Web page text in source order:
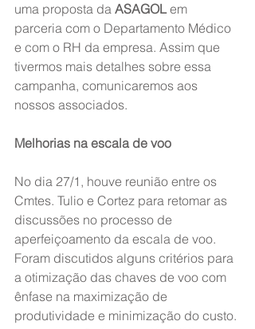
uma proposta da ASAGOL em
parceria com o Departamento Médico
e com o RH da empresa. Assim que
tivermos mais detalhes sobre essa
campanha, comunicaremos aos
nossos associados.
Melhorias na escala de voo
No dia 27/1, houve reunião entre os
Cmtes. Tulio e Cortez para retomar as
discussões no processo de
aperfeiçoamento da escala de voo.
Foram discutidos alguns critérios para
a otimização das chaves de voo com
ênfase na maximização de
produtividade e minimização do custo.